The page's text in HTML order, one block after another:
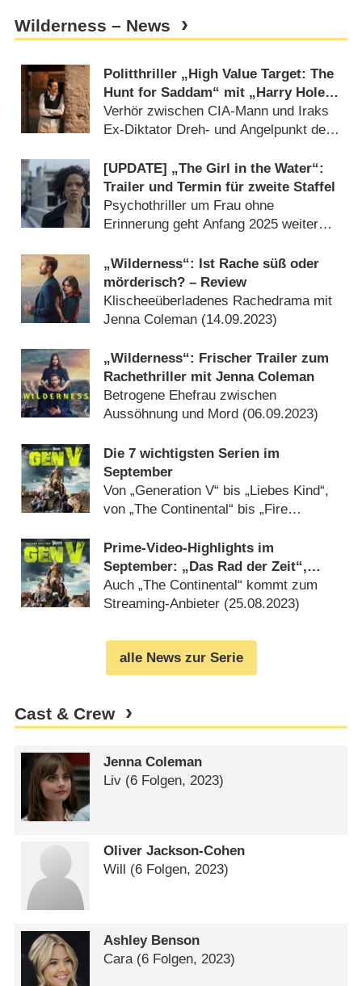
Wilderness – News
Politthriller „High Value Target: The
Hunt for Saddam“ mit „Harry Hole“-
Star Joel Kinnaman erhält Trailer
und Startdatum
Verhör zwischen CIA-Mann und Iraks
Ex-Diktator Dreh- und Angelpunkt der
[UPDATE] „The Girl in the Water“:
Trailer und Termin für zweite Staffel
Psychothriller um Frau ohne
Erinnerung geht Anfang 2025 weiter
„Wilderness“: Ist Rache süß oder
mörderisch? – Review
Klischeeüberladenes Rachedrama mit
Jenna Coleman (14.09.2023)
„Wilderness“: Frischer Trailer zum
Rachethriller mit Jenna Coleman
Betrogene Ehefrau zwischen
Aussöhnung und Mord (06.09.2023)
Die 7 wichtigsten Serien im
September
Von „Generation V“ bis „Liebes Kind“,
von „The Continental“ bis „Fire
Prime-Video-Highlights im
September: „Das Rad der Zeit“,
„Generation V“ und „Wilderness“
Auch „The Continental“ kommt zum
Streaming-Anbieter (25.08.2023)
alle News zur Serie
Cast & Crew
Jenna Coleman
Liv (6 Folgen, 2023)
Oliver Jackson-Cohen
Will (6 Folgen, 2023)
Ashley Benson
Cara (6 Folgen, 2023)